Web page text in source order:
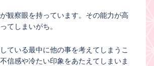
観察眼を持っています。その能力が高
てしまいがち。
ている最中に他の事を考えてしまうこ
信感や冷たい印象をあたえてしまいま